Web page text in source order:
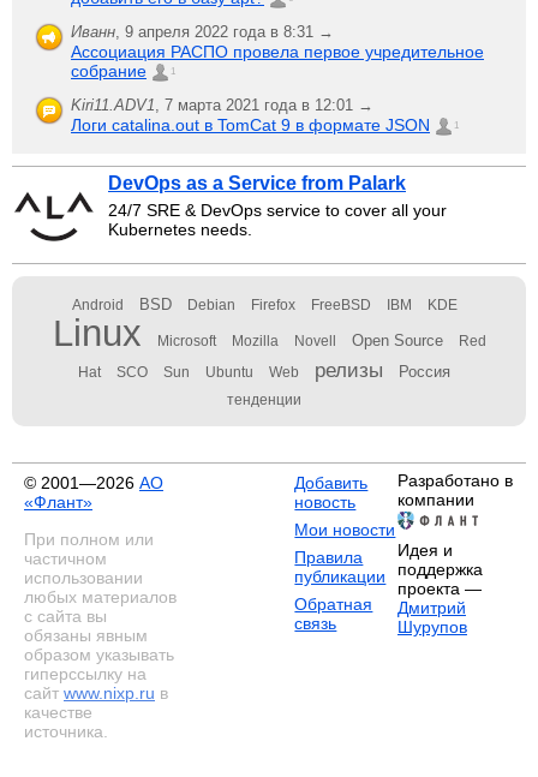
Иванн, 9 апреля 2022 года в 8:31 →
Ассоциация РАСПО провела первое учредительное
собрание
1
Kiri11.ADV1, 7 марта 2021 года в 12:01 →
Логи catalina.out в TomCat 9 в формате JSON 1
DevOps as a Service from Palark
24/7 SRE & DevOps service to cover all your
Kubernetes needs.
Android BSD Debian Firefox FreeBSD IBM KDE
Linux Microsoft Mozilla Novell Open Source Red
Hat SCO Sun Ubuntu Web релизы Россия
тенденции
© 2001—2026 АО
«Флант»
При полном или
частичном
использовании
любых материалов
с сайта вы
обязаны явным
образом указывать
гиперссылку на
сайт www.nixp.ru в
качестве
источника.
Добавить
новость
Мои новости
Правила
публикации
Обратная
связь
Разработано в
компании
Идея и
поддержка
проекта —
Дмитрий
Шурупов